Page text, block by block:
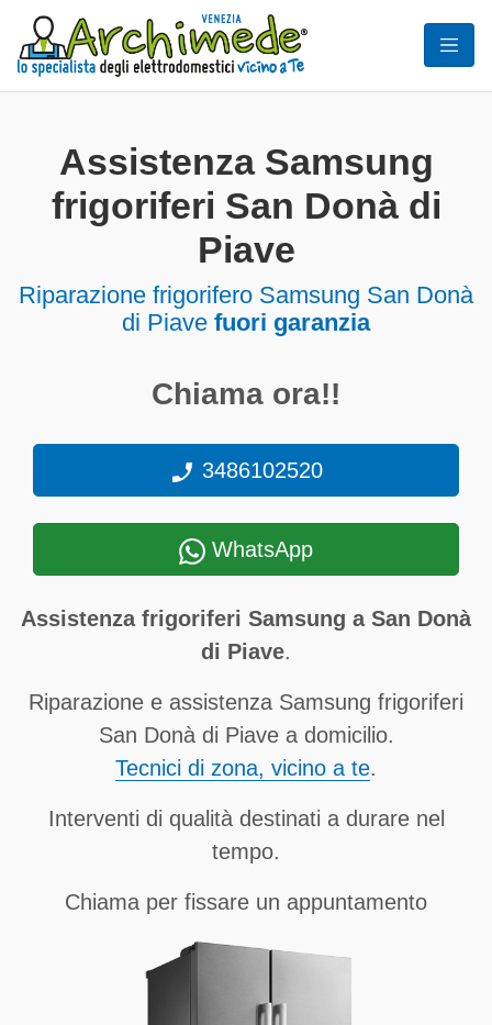
Assistenza Samsung
frigoriferi San Donà di
Piave
Riparazione frigorifero Samsung San Donà
di Piave fuori garanzia
Chiama ora!!
3486102520
WhatsApp
Assistenza frigoriferi Samsung a San Donà
di Piave.
Riparazione e assistenza Samsung frigoriferi
San Donà di Piave a domicilio.
Tecnici di zona, vicino a te.
Interventi di qualità destinati a durare nel
tempo.
Chiama per fissare un appuntamento